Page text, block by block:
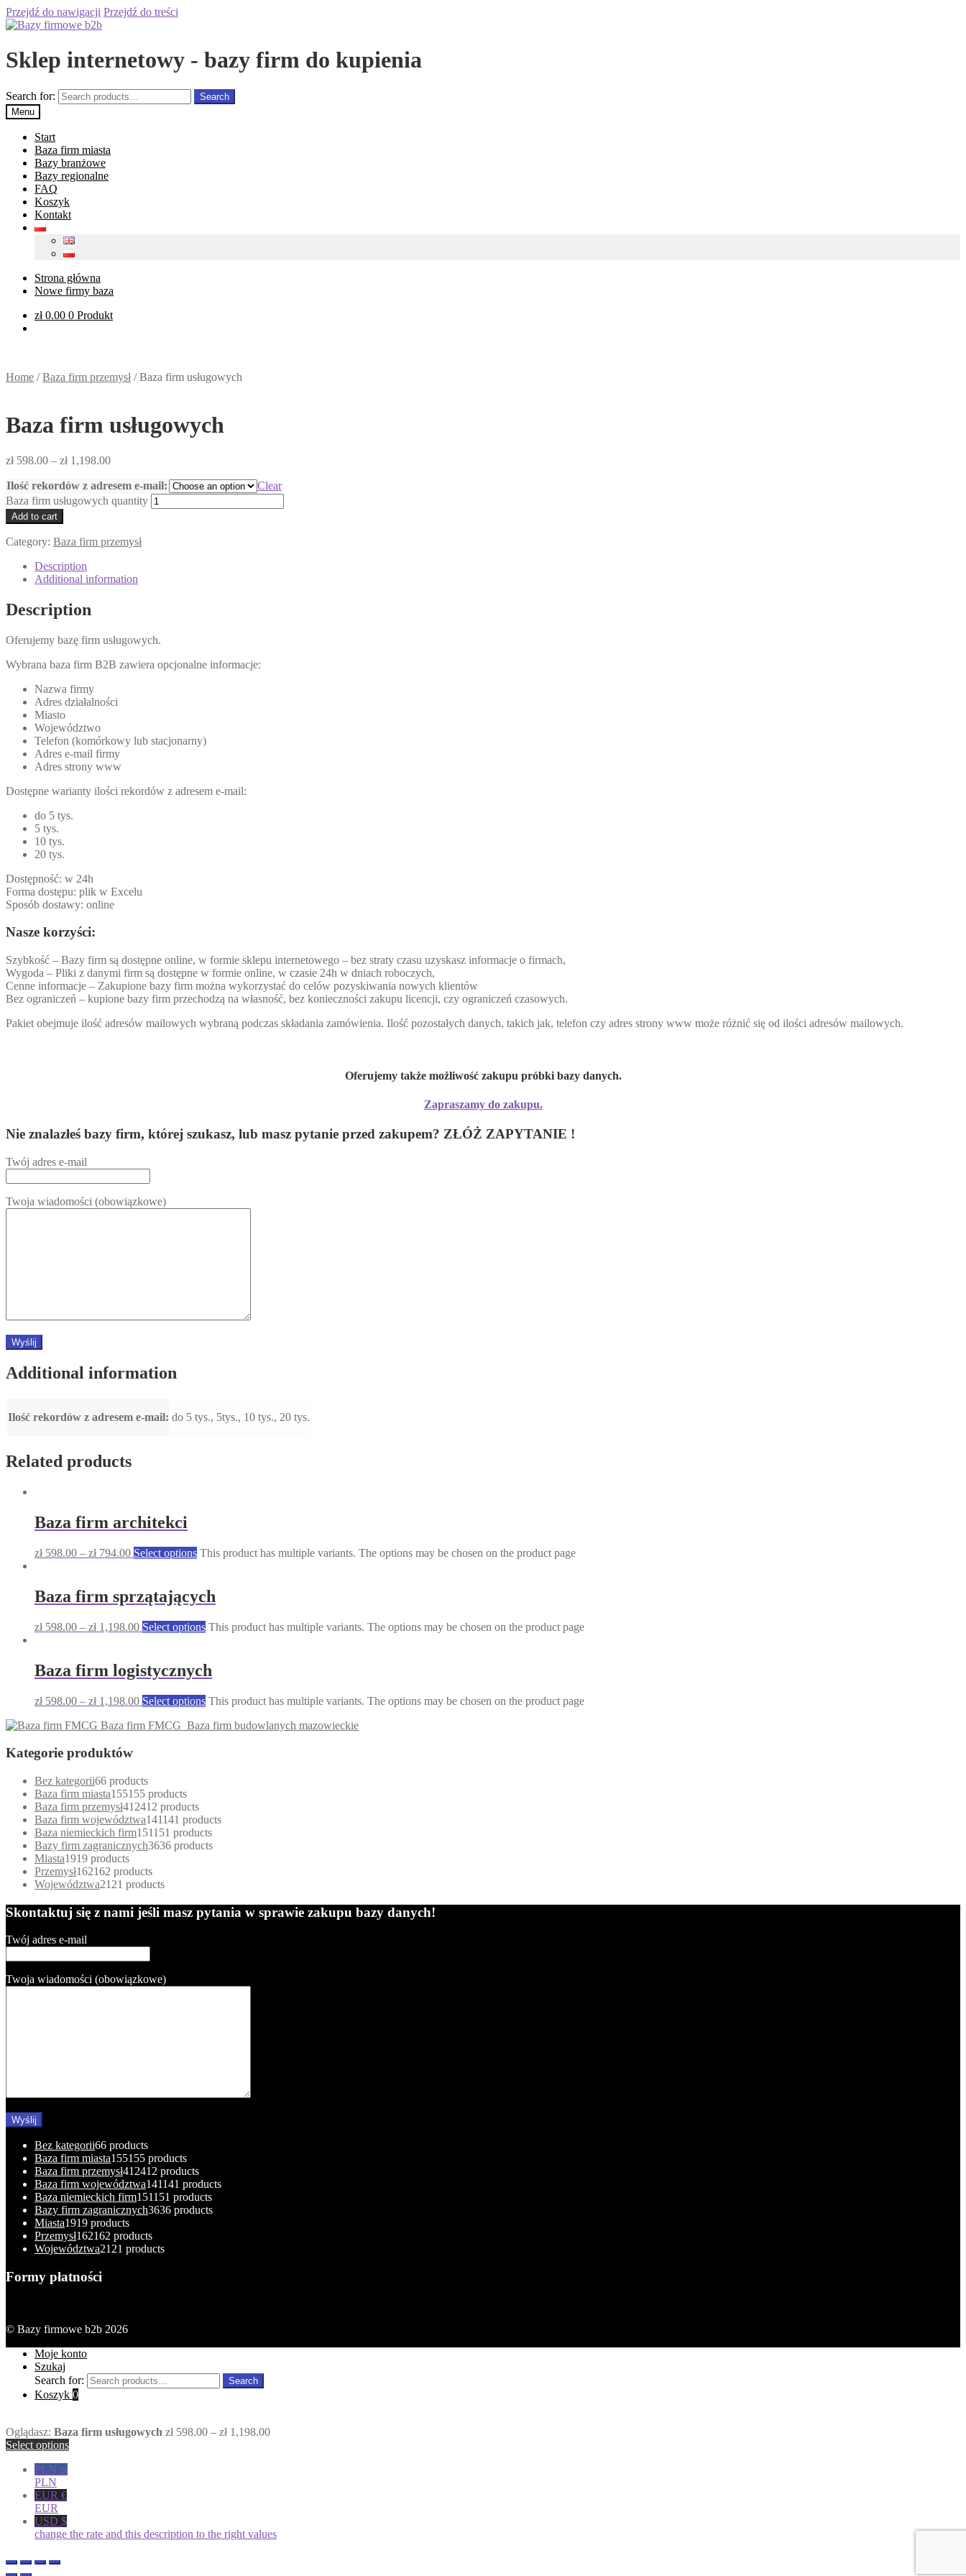
Przejdź do nawigacji Przejdź do treści
Sklep internetowy - bazy firm do kupienia
Search for:
Search
Menu
Start
Baza firm miasta
Bazy branżowe
Bazy regionalne
FAQ
Koszyk
Kontakt
Strona główna
Nowe firmy baza
zł0.00 0 Produkt
Home /Baza firm przemysł/Baza firm usługowych
Baza firm usługowych
zł598.00 – zł1,198.00
Ilość rekordów z adresem e-mail:
Clear
Baza firm usługowych quantity
Add to cart
Category: Baza firm przemysł
Description
Additional information
Description
Oferujemy bazę firm usługowych.
Wybrana baza firm B2B zawiera opcjonalne informacje:
Nazwa firmy
Adres działalności
Miasto
Województwo
Telefon (komórkowy lub stacjonarny)
Adres e-mail firmy
Adres strony www
Dostępne warianty ilości rekordów z adresem e-mail:
do 5 tys.
5 tys.
10 tys.
20 tys.
Dostępność: w 24h
Forma dostępu: plik w Excelu
Sposób dostawy: online
Nasze korzyści:
Szybkość – Bazy firm są dostępne online, w formie sklepu internetowego – bez straty czasu uzyskasz informacje o firmach,
Wygoda – Pliki z danymi firm są dostępne w formie online, w czasie 24h w dniach roboczych,
Cenne informacje – Zakupione bazy firm można wykorzystać do celów pozyskiwania nowych klientów
Bez ograniczeń – kupione bazy firm przechodzą na własność, bez konieczności zakupu licencji, czy ograniczeń czasowych.
Pakiet obejmuje ilość adresów mailowych wybraną podczas składania zamówienia. Ilość pozostałych danych, takich jak, telefon czy adres strony www może różnić się od ilości adresów mailowych.
Oferujemy także możliwość zakupu próbki bazy danych.
Zapraszamy do zakupu.
Nie znalazłeś bazy firm, której szukasz, lub masz pytanie przed zakupem? ZŁÓŻ ZAPYTANIE !
Twój adres e-mail
Twoja wiadomości (obowiązkowe)
Additional information
Ilość rekordów z adresem e-mail: do 5 tys., 5tys., 10 tys., 20 tys.
Related products
Baza firm architekci
zł598.00 – zł794.00 Select options This product has multiple variants. The options may be chosen on the product page
Baza firm sprzątających
zł598.00 – zł1,198.00 Select options This product has multiple variants. The options may be chosen on the product page
Baza firm logistycznych
zł598.00 – zł1,198.00 Select options This product has multiple variants. The options may be chosen on the product page
Baza firm FMCG Baza firm budowlanych mazowieckie
Kategorie produktów
Bez kategorii66 products
Baza firm miasta155155 products
Baza firm przemysł412412 products
Baza firm województwa141141 products
Baza niemieckich firm151151 products
Bazy firm zagranicznych3636 products
Miasta1919 products
Przemysł162162 products
Województwa21 21 products
Skontaktuj się z nami jeśli masz pytania w sprawie zakupu bazy danych!
Twój adres e-mail
Twoja wiadomości (obowiązkowe)
Bez kategorii66 products
Baza firm miasta155155 products
Baza firm przemysł412412 products
Baza firm województwa141141 products
Baza niemieckich firm151151 products
Bazy firm zagranicznych3636 products
Miasta1919 products
Przemysł162162 products
Województwa2121 products
Formy płatności
© Bazy firmowe b2b 2026
Moje konto
Szukaj
Search for:
Search
Koszyk 0
Oglądasz: Baza firm usługowych zł598.00 – zł1,198.00
Select options
PLN zł
PLN
EUR €
EUR
USD $
change the rate and this description to the right values